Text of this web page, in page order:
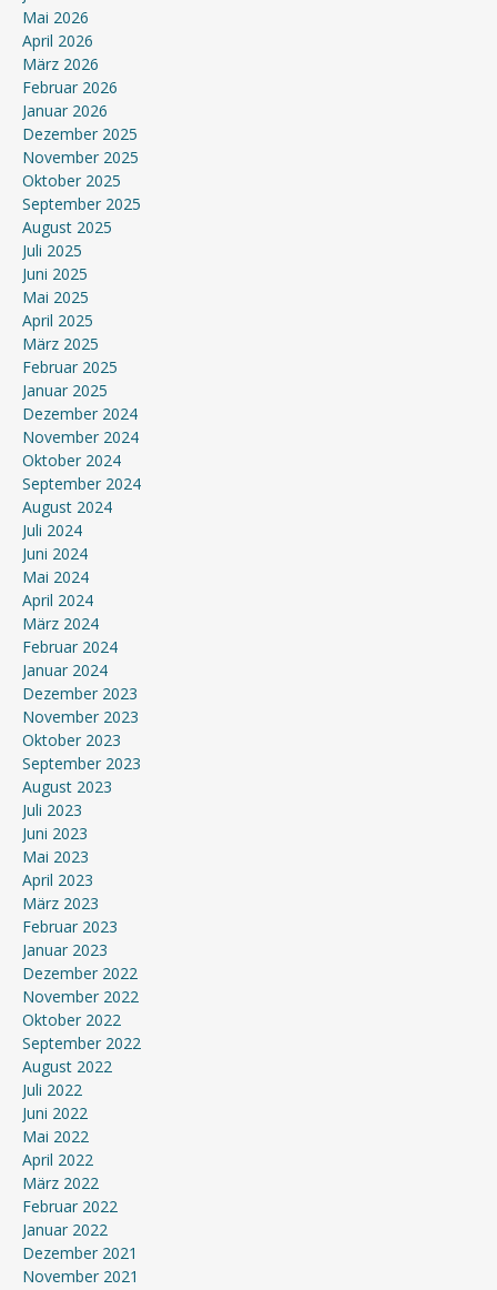
Mai 2026
April 2026
März 2026
Februar 2026
Januar 2026
Dezember 2025
November 2025
Oktober 2025
September 2025
August 2025
Juli 2025
Juni 2025
Mai 2025
April 2025
März 2025
Februar 2025
Januar 2025
Dezember 2024
November 2024
Oktober 2024
September 2024
August 2024
Juli 2024
Juni 2024
Mai 2024
April 2024
März 2024
Februar 2024
Januar 2024
Dezember 2023
November 2023
Oktober 2023
September 2023
August 2023
Juli 2023
Juni 2023
Mai 2023
April 2023
März 2023
Februar 2023
Januar 2023
Dezember 2022
November 2022
Oktober 2022
September 2022
August 2022
Juli 2022
Juni 2022
Mai 2022
April 2022
März 2022
Februar 2022
Januar 2022
Dezember 2021
November 2021